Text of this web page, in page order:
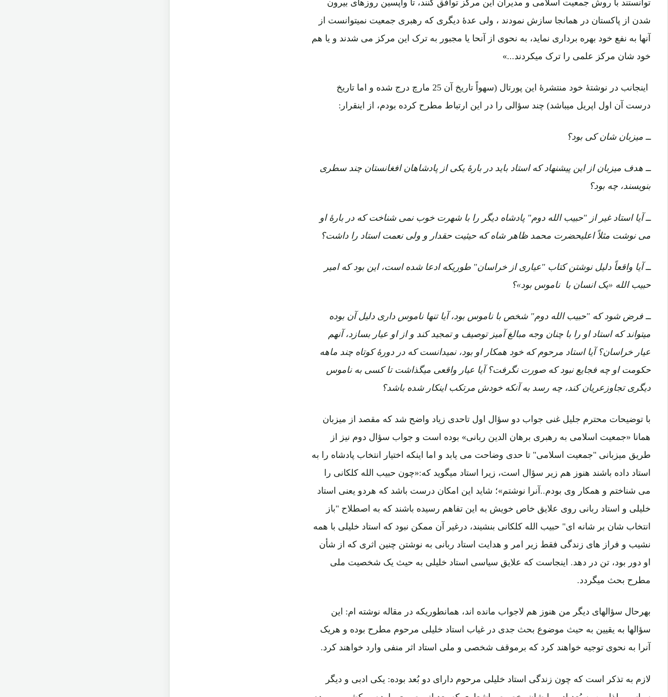
توانستند با روش جمعیت اسلامی و مدیران آین مرکز توافق کنند، تا واپسین روزهای بیرون
شدن از پاکستان در همانجا سازش نمودند ، ولی عدۀ دیگری که رهبری جمعیت نمیتوانست از
آنها به نفع خود بهره برداری نماید، به نحوی از آنحا یا مجبور به ترک این مرکز می شدند و یا هم
خود شان مرکز علمی را ترک میکردند...»
اینجانب در نوشتۀ خود منتشرۀ این پورتال (سهواً تاریخ آن 25 مارچ درج شده و اما تاریخ
درست آن اول اپریل میباشد) چند سؤالی را در این ارتباط مطرح کرده بودم، از اینقرار:
ــ میزبان شان کی بود؟
ــ هدف میزبان از این پیشنهاد که استاد باید در بارۀ یکی از پادشاهان افغانستان چند سطری
بنویسند، چه بود؟
ــ آیا استاد غیر از "حبیب الله دوم" پادشاه دیگر را با شهرت خوب نمی شناخت که در بارۀ او
می نوشت مثلاً اعلیحضرت محمد ظاهر شاه که حیثیت حقدار و ولی نعمت استاد را داشت؟
ــ آیا واقعاً دلیل نوشتن کتاب "عیاری از خراسان" طوریکه ادعا شده است، این بود که امیر
حبیب الله «یک انسان با ناموس بود»؟
ــ فرض شود که "حبیب الله دوم" شخص با ناموس بود، آیا تنها ناموس داری دلیل آن بوده
میتواند که استاد او را با چنان وجه مبالغ آمیز توصیف و تمجید کند و از او عیار بسازد، آنهم
عیار خراسان؟ آیا استاد مرحوم که خود همکار او بود، نمیدانست که در دورۀ کوتاه چند ماهه
حکومت او چه فجایع نبود که صورت نگرفت؟ آیا عیار واقعی میگذاشت تا کسی به ناموس
دیگری تجاوزعریان کند، چه رسد به آنکه خودش مرتکب اینکار شده باشد؟
با توضیحات محترم جلیل غنی جواب دو سؤال اول تاحدی زیاد واضح شد که مقصد از میزبان
همانا «جمعیت اسلامی به رهبری برهان الدین ربانی» بوده است و جواب سؤال دوم نیز از
طریق میزبانی "جمعیت اسلامی" تا حدی وضاحت می یابد و اما اینکه اختیار انتخاب پادشاه را به
استاد داده باشند هنوز هم زیر سؤال است، زیرا استاد میگوید که:«چون حبیب الله کلکانی را
می شناختم و همکار وی بودم..آنرا نوشتم»؛ شاید این امکان درست باشد که هردو یعنی استاد
خلیلی و استاد ربانی روی علایق خاص خویش به این تفاهم رسیده باشند که به اصطلاح "باز
انتخاب شان بر شانه ای" حبیب الله کلکانی بنشیند، درغیر آن ممکن نبود که استاد خلیلی با همه
نشیب و فراز های زندگی فقط زیر امر و هدایت استاد ربانی به نوشتن چنین اثری که از شأن
او دور بود، تن در دهد. اینجاست که علایق سیاسی استاد خلیلی به حیث یک شخصیت ملی
مطرح بحث میگردد.
بهرحال سؤالهای دیگر من هنوز هم لاجواب مانده اند، همانطوریکه در مقاله نوشته ام: این
سؤالها به یقیین به حیث موضوع بحث جدی در غیاب استاد خلیلی مرحوم مطرح بوده و هریک
آنرا به نحوی توجیه خواهند کرد که برموقف شخصی و ملی استاد اثر منفی وارد خواهند کرد.
لازم به تذکر است که چون زندگی استاد خلیلی مرحوم دارای دو بُعد بوده: یکی ادبی و دیگر